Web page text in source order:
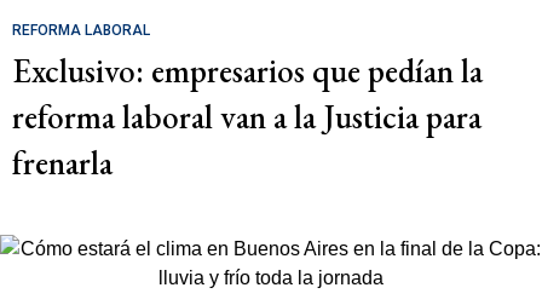
REFORMA LABORAL
Exclusivo: empresarios que pedían la
reforma laboral van a la Justicia para
frenarla